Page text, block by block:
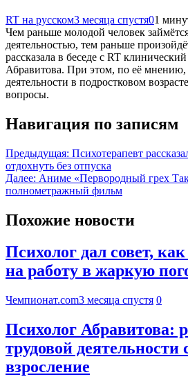
RT на русском3 месяца спустя01
Чем раньше молодой человек
деятельностью, тем раньше
рассказала в беседе с RT
Абравитова. При этом, по её мнению,
деятельности в подростковом
вопросы.
Навигация по записям
Предыдущая: Психотерапевт
отдохнуть без отпуска
Далее: Аниме «Первородный грех
полнометражный фильм
Похожие новости
Психолог дал совет,
на работу в жаркую
Чемпионат.com3 месяца спустя 0
Психолог Абравитова:
трудовой деятельности
взросление